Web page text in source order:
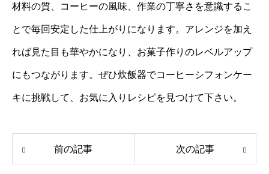
材料の質、コーヒーの風味、作業の丁寧さを意識するこ
とで毎回安定した仕上がりになります。アレンジを加え
れば見た目も華やかになり、お菓子作りのレベルアップ
にもつながります。ぜひ炊飯器でコーヒーシフォンケー
キに挑戦して、お気に入りレシピを見つけて下さい。
前の記事 次の記事